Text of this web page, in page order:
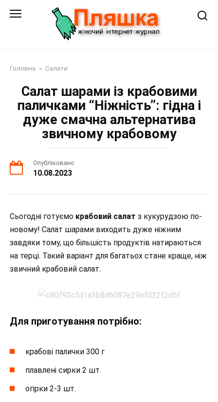
Головна » Салати
Салат шарами із крабовими
паличками “Ніжність”: гідна і
дуже смачна альтернатива
звичному крабовому
Опубліковано
10.08.2023
Сьогодні готуємо крабовий салат з кукурудзою по-
новому! Салат шарами виходить дуже ніжним
завдяки тому, що більшість продуктів натираються
на терці. Такий варіант для багатьох стане краще, ніж
звичний крабовий салат.
Для приготування потрібно:
крабові палички 300 г
плавлені сирки 2 шт.
огірки 2-3 шт.